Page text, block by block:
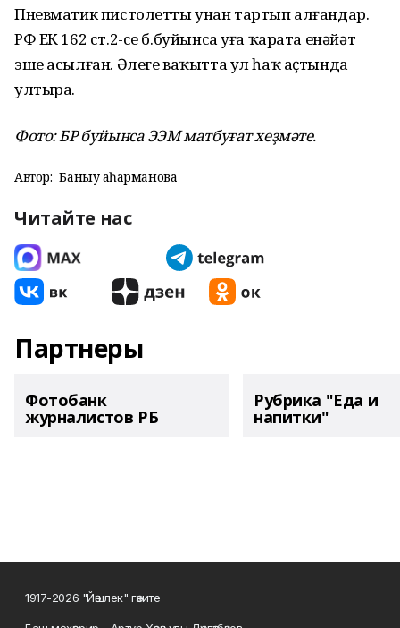
Пневматик пистолетты унан тартып алғандар.
РФ ЕК 162 ст.2-се б.буйынса уға ҡарата енәйәт
эше асылған. Әлеге ваҡытта ул һаҡ аҫтында
ултыра.
Фото: БР буйынса ЭЭМ матбуғат хеҙмәте.
Автор: Баныу Ҡаһарманова
Читайте нас
Партнеры
Фотобанк
журналистов РБ
Рубрика "Еда и
напитки"
1917-2026 "Йәшлек" гәзите